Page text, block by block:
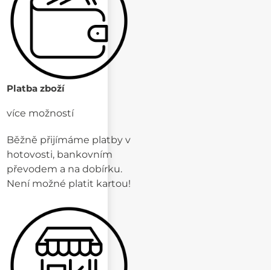
Platba zboží
více možností
Běžně přijímáme platby v
hotovosti, bankovním
převodem a na dobírku.
Není možné platit kartou!